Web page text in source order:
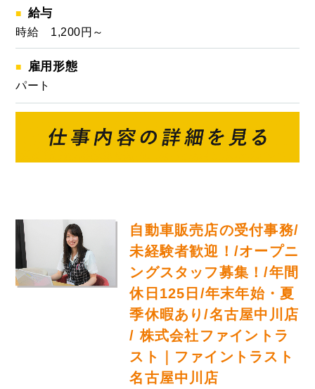
給与
時給 1,200円～
雇用形態
パート
自動車販売店の受付事務/
未経験者歓迎！/オープニ
ングスタッフ募集！/年間
休日125日/年末年始・夏
季休暇あり/名古屋中川店
/ 株式会社ファイントラ
スト｜ファイントラスト
名古屋中川店